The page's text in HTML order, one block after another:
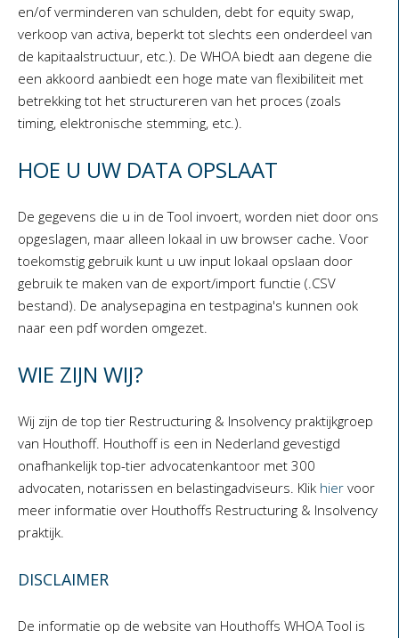
en/of verminderen van schulden, debt for equity swap,
verkoop van activa, beperkt tot slechts een onderdeel van
de kapitaalstructuur, etc.). De WHOA biedt aan degene die
een akkoord aanbiedt een hoge mate van flexibiliteit met
betrekking tot het structureren van het proces (zoals
timing, elektronische stemming, etc.).
HOE U UW DATA OPSLAAT
De gegevens die u in de Tool invoert, worden niet door ons
opgeslagen, maar alleen lokaal in uw browser cache. Voor
toekomstig gebruik kunt u uw input lokaal opslaan door
gebruik te maken van de export/import functie (.CSV
bestand). De analysepagina en testpagina's kunnen ook
naar een pdf worden omgezet.
WIE ZIJN WIJ?
Wij zijn de top tier Restructuring & Insolvency praktijkgroep
van Houthoff. Houthoff is een in Nederland gevestigd
onafhankelijk top-tier advocatenkantoor met 300
advocaten, notarissen en belastingadviseurs. Klik hier voor
meer informatie over Houthoffs Restructuring & Insolvency
praktijk.
DISCLAIMER
De informatie op de website van Houthoffs WHOA Tool is